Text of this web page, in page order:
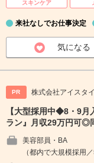
スキンケア
来社なしでお仕事決定
気になる
PR 株式会社アイスタ
【大型採用中◆8・9
ラン』月収29万円可◎
美容部員・BA
（都内で大規模採用